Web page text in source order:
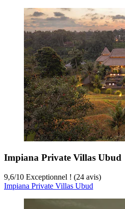
Impiana Private Villas Ubud
9,6/10 Exceptionnel ! (24 avis)
Impiana Private Villas Ubud